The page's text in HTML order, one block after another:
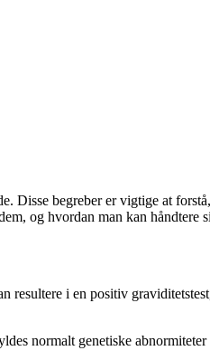
begreber er vigtige at
og hvordan man kan håndtere
i en positiv
normalt genetiske